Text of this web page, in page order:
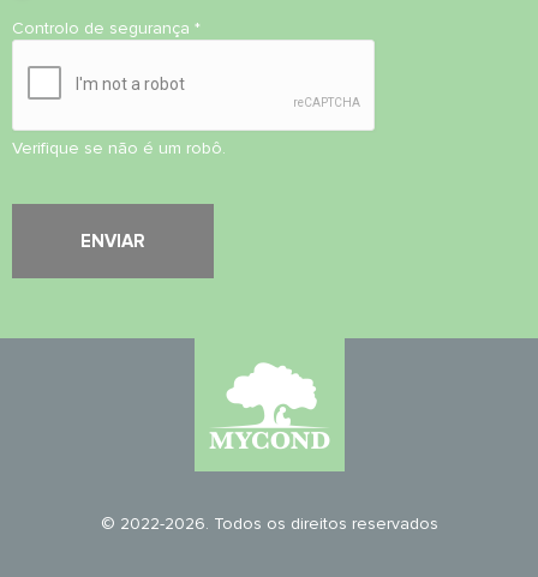
Controlo de segurança *
Verifique se não é um robô.
© 2022-2026. Todos os direitos reservados